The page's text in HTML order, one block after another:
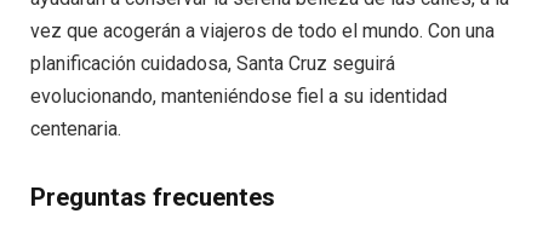
vez que acogerán a viajeros de todo el mundo. Con una
planificación cuidadosa, Santa Cruz seguirá
evolucionando, manteniéndose fiel a su identidad
centenaria.
Preguntas frecuentes